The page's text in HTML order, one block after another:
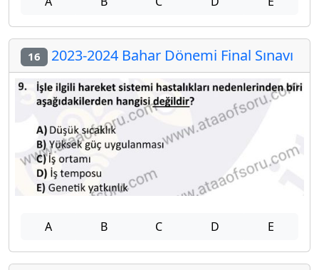
16 2023-2024 Bahar Dönemi Final Sınavı
A B C D E